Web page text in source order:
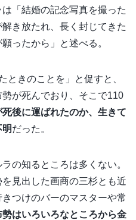
「結婚の記念写真を撮った
き放たれ、長く封じてきた
ったから」と述べる。
ときのことを」と促すと、
が死んでおり、そこで110
死後に運ばれたのか、生きて
だった。
の知るところは多くない。
見出した画商の三杉とも近
つけのバーのマスターや常
勢はいろいろなところから金